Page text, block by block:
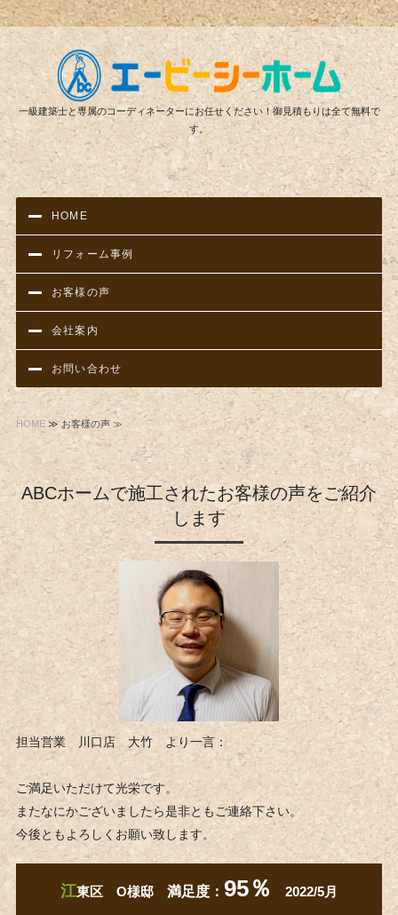
リ
一級建築士と専属のコーディネーターにお任せください！御見積もりは全て無料で
す。
HOME
リフォーム事例
お客様の声
会社案内
お問い合わせ
HOME≫ お客様の声 ≫
ABCホームで施工されたお客様の声をご紹介
します
担当営業 川口店 大竹 より一言：
ご満足いただけて光栄です。
またなにかございましたら是非ともご連絡下さい。
今後ともよろしくお願い致します。
江東区 O​​​​​​様邸 満足度： 95％ 2022/5月